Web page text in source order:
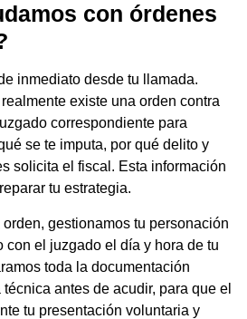
con órdenes
inmediato desde tu llamada.
existe una orden contra
correspondiente para
se te imputa, por qué delito y
solicita el fiscal. Esta información
tu estrategia.
gestionamos tu personación
con el juzgado el día y hora de tu
toda la documentación
antes de acudir, para que el
tu presentación voluntaria y